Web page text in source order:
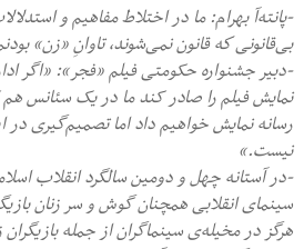
-پانته‌آ بهرام: ما در اختلاط مفاهیم و
بی‌قانونی كه قانون نمی‌شوند، تاوانِ «زن»
-دبیر جشنواره حکومتی فیلم «فجر»: «اگر
نمایش فیلم را صادر کند ما در یک سئانس هم
رسانه نمایش خواهیم داد اما تصمیم‌گیری
نیست.»
-در آستانه چهل ‌و دومین سالگرد انقلاب
سینمای انقلابی همچنان گوش و سر زنان
هرگز در مخیله‌ی سینماگران از جمله